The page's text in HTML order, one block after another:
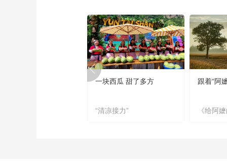
一块西瓜 甜了多方
“清凉接力”
跟着“阿
《给阿